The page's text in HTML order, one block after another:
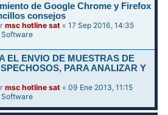
de Google Chrome y Firefox
consejos
msc hotline sat «17 Sep 2016, 14:35
Software
EL ENVIO DE MUESTRAS DE
PARA ANALIZAR Y
msc hotline sat «09 Ene 2013, 11:15
Software